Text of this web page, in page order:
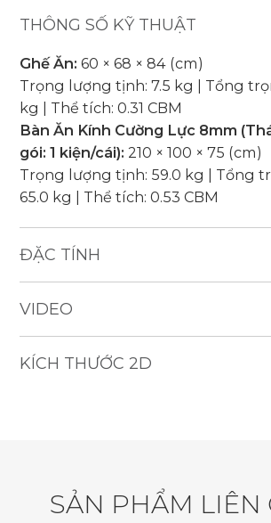
THÔNG SỐ KỸ THUẬT
Ghế Ăn:60 × 68 × 84 (cm)
Trọng lượng tịnh: 7.5 kg | Tổng
kg | Thể tích: 0.31 CBM
Bàn Ăn Kính Cường Lực 8mm
gói: 1 kiện/cái): 210 × 100 × 75 (cm)
Trọng lượng tịnh: 59.0 kg | Tổng
65.0 kg | Thể tích: 0.53 CBM
ĐẶC TÍNH
tròn 4mm, khung nhôm, đệm dày
nước (250g), có bo viền.
Sản Phẩm Bao Gồm: 6 Ghế ăn, 1
VIDEO
KÍCH THƯỚC 2D
SẢN PHẨM LIÊN